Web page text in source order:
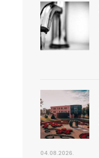
04.08.2026.